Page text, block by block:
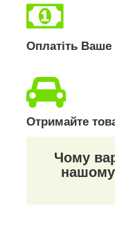
Оплатіть
Отримайте
Чому
нашому